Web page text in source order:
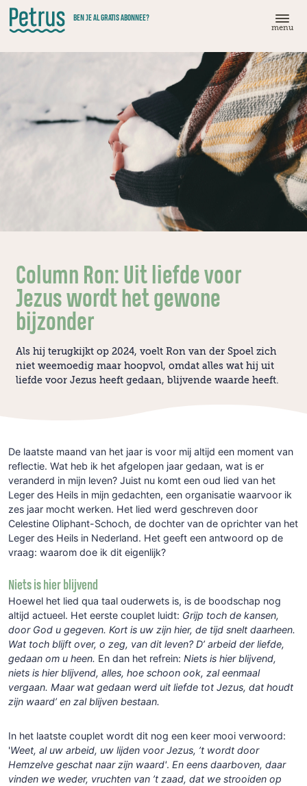
Doorgaan
naar
hoofdinhoud
BEN JE AL GRATIS ABONNEE?
menu
Column Ron: Uit liefde voor
Jezus wordt het gewone
bijzonder
Als hij terugkijkt op 2024, voelt Ron van der Spoel zich
niet weemoedig maar hoopvol, omdat alles wat hij uit
liefde voor Jezus heeft gedaan, blijvende waarde heeft.
De laatste maand van het jaar is voor mij altijd een moment van
reflectie. Wat heb ik het afgelopen jaar gedaan, wat is er
veranderd in mijn leven? Juist nu komt een oud lied van het
Leger des Heils in mijn gedachten, een organisatie waarvoor ik
zes jaar mocht werken. Het lied werd geschreven door
Celestine Oliphant-Schoch, de dochter van de oprichter van het
Leger des Heils in Nederland. Het geeft een antwoord op de
vraag: waarom doe ik dit eigenlijk?
Niets is hier blijvend
Hoewel het lied qua taal ouderwets is, is de boodschap nog
altijd actueel. Het eerste couplet luidt: Grijp toch de kansen,
door God u gegeven. Kort is uw zijn hier, de tijd snelt daarheen.
Wat toch blijft over, o zeg, van dit leven? D’ arbeid der liefde,
gedaan om u heen. En dan het refrein: Niets is hier blijvend,
niets is hier blijvend, alles, hoe schoon ook, zal eenmaal
vergaan. Maar wat gedaan werd uit liefde tot Jezus, dat houdt
zijn waard’ en zal blijven bestaan.
In het laatste couplet wordt dit nog een keer mooi verwoord:
'Weet, al uw arbeid, uw lijden voor Jezus, ’t wordt door
Hemzelve geschat naar zijn waard'. En eens daarboven, daar
vinden we weder, vruchten van ’t zaad, dat we strooiden op